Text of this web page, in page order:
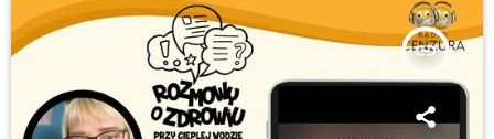
insert_link